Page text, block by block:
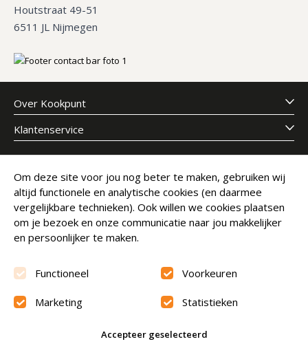
Houtstraat 49-51
6511 JL Nijmegen
Over Kookpunt
Klantenservice
Meld je aan voor onze nieuwsbrief
E-mailadres
Abonneer
Beoordeling9.6
Om deze site voor jou nog beter te maken, gebruiken wij
altijd functionele en analytische cookies (en daarmee
vergelijkbare technieken). Ook willen we cookies plaatsen
om je bezoek en onze communicatie naar jou makkelijker
en persoonlijker te maken.
Functioneel Voorkeuren
Marketing Statistieken
Accepteer geselecteerd